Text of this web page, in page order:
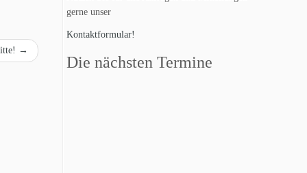
→
gerne unser
Kontaktformular!
Die nächsten Termine